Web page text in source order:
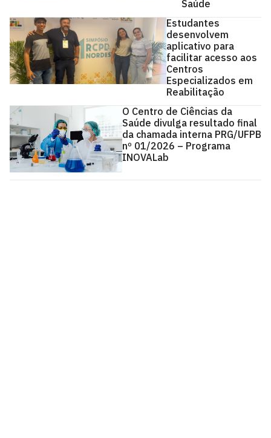
Saúde
Estudantes
desenvolvem
aplicativo para
facilitar acesso aos
Centros
Especializados em
Reabilitação
O Centro de Ciências da
Saúde divulga resultado final
da chamada interna PRG/UFPB
nº 01/2026 – Programa
INOVALab